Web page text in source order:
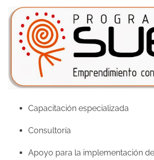
a
Capacitación especializada
Consultoría
Apoyo para la implementación